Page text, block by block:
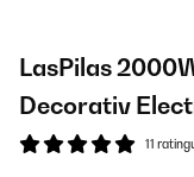
LasPilas
Decorativ
11